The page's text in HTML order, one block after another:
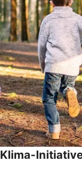
Klima-